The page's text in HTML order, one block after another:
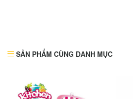
SẢN PHẨM CÙNG DANH MỤC